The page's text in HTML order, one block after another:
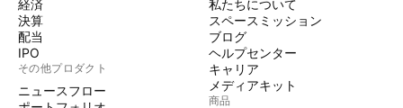
経済
決算
配当
IPO
その他プロダクト
ニュースフロー
私たちについて
スペースミッション
ブログ
ヘルプセンター
キャリア
メディアキット
商品